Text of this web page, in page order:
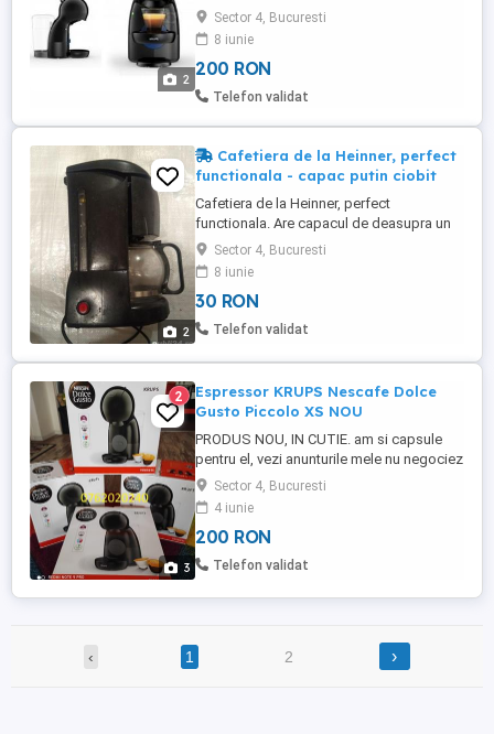
2
vezi anunturile mele Nu negociez si nu fac
schimburi predarea se face in statia de
tramvai PASAJ MARASESTI-CLUB
COLECTIV, la orice ora, inclusiv Duminica
livrez oriunde in tara prin CURIER cu
Sector 4, Bucuresti
8 iunie
200 RON
Telefon validat
2
Cafetiera de la Heinner, perfect
functionala - capac putin ciobit
Cafetiera de la Heinner, perfect
functionala. Are capacul de deasupra un
pic ciobit - se vede in poza a doua, de
aceea o dau la acest pret. Mai multe
detalii la telefon.
Sector 4, Bucuresti
8 iunie
30 RON
Telefon validat
3
2
Espressor KRUPS Nescafe Dolce
Gusto Piccolo XS NOU
PRODUS NOU, IN CUTIE. am si capsule
pentru el, vezi anunturile mele nu negociez
si nu fac schimburi predare bucuresti
centru, pasaj marasesti sau livrare
personala oriunde in bucuresti 20 ron
livrare in tara prin curier, 30 ron la ramburs
sau 20 ron la plata in avans in contul
Sector 4, Bucuresti
4 iunie
200 RON
Telefon validat
‹ 1 2 ›